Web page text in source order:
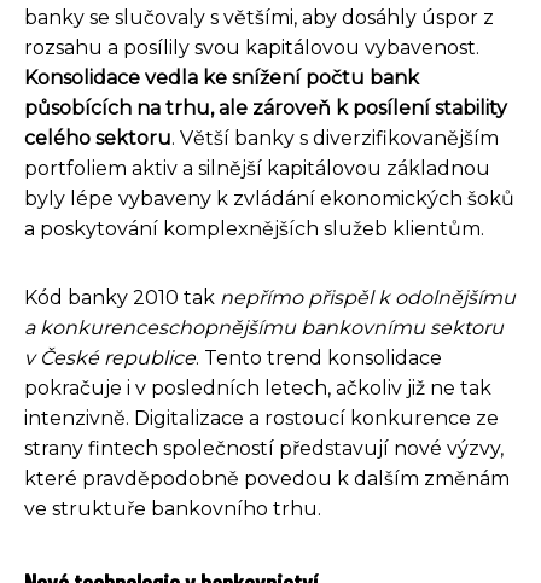
banky se slučovaly s většími, aby dosáhly úspor z
rozsahu a posílily svou kapitálovou vybavenost.
Konsolidace vedla ke snížení počtu bank
působících na trhu, ale zároveň k posílení stability
celého sektoru. Větší banky s diverzifikovanějším
portfoliem aktiv a silnější kapitálovou základnou
byly lépe vybaveny k zvládání ekonomických šoků
a poskytování komplexnějších služeb klientům.
Kód banky 2010 tak nepřímo přispěl k odolnějšímu
a konkurenceschopnějšímu bankovnímu sektoru
v České republice. Tento trend konsolidace
pokračuje i v posledních letech, ačkoliv již ne tak
intenzivně. Digitalizace a rostoucí konkurence ze
strany fintech společností představují nové výzvy,
které pravděpodobně povedou k dalším změnám
ve struktuře bankovního trhu.